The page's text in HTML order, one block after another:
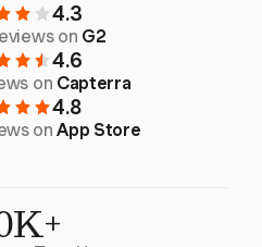
4.3
on G2
4.6
on Capterra
4.8
onApp Store